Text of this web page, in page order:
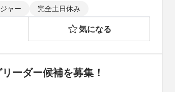
ャー 完全土日休み
気になる
ーダー候補を募集！